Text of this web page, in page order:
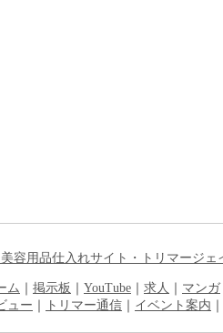
容用品仕入れサイト・トリマージェ
ム 掲示板 YouTube 求人 マンガ
ュー
トリマー通信 イベント案内